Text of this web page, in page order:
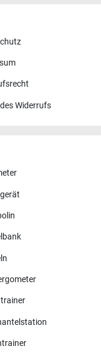
Widerrufs